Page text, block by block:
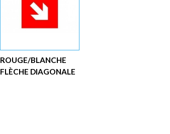
ROUGE/BLANCHE
FLÈCHE DIAGONALE